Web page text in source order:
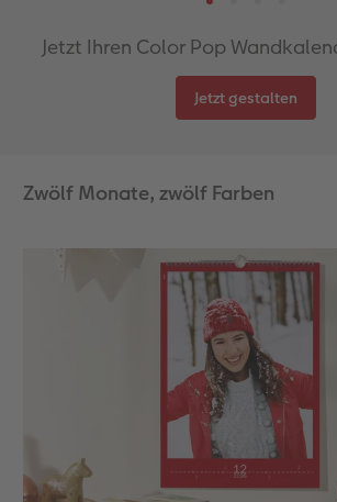
Jetzt Ihren Color Pop
Jetzt gestalten
Zwölf Monate, zwölf Farben